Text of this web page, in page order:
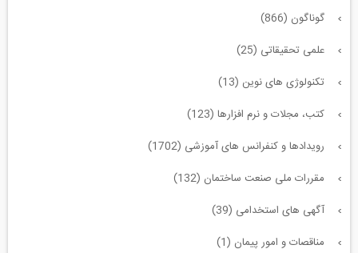
گوناگون (866)
علمی تحقیقاتی (25)
تکنولوژی های نوین (13)
کتب، مجلات و نرم افزارها (123)
رویدادها و کنفرانس های آموزشی (1702)
مقررات ملی صنعت ساختمان (132)
آگهی های استخدامی (39)
مناقصات و امور پیمان (1)